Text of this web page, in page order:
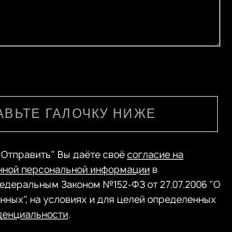
ГАЛОЧКУ НИЖЕ
Вы даёте своёсогласие на
персональной информациив
Законом №152-ФЗ от 27.07.2006 "О
на условиях и для целей определенных
.